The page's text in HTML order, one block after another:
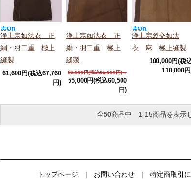
浄土宗如法衣 正
絹・羽二重 極上
縫製
61,600円(税込67,760
円)
浄土宗如法衣 正
絹・羽二重 極上
縫製
56,000円(税込61,600円)→
55,000円(税込60,500
円)
浄土宗裂交如法
衣 麻 極上縫製
100,000円(税
110,000
全50商品中 1-15商品を表示
トップページ | お問い合わせ | 特定商取引